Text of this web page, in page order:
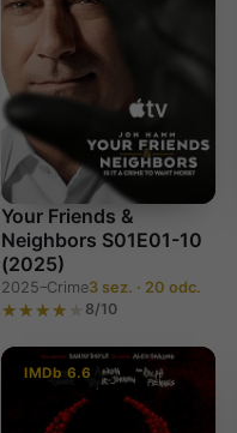
Your Friends &
Neighbors S01E01-10
(2025)
2025–Crime3 sez. · 20 odc.
8/10
IMDb 6.6